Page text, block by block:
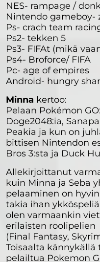
NES- rampage /
Nintendo gameboy-
Ps- crach team
Ps2- tekken 5
Ps3- FIFAt (mikä
Ps4- Broforce/ FIFA
Pc- age of empires
Android- hungry
Minna kertoo:
Pelaan Pokémon
Doge2048:ia,
Peakia ja kun on
bittisen Nintendon
Bros 3:sta ja Duck
Allekirjoittanut
kuin Minna ja Seba
pelaaminen on
takia ihan
olen varmaankin
erilaisten roolipelien
(Final Fantasy,
Toisaalta kännykällä
pelailtua Pokemon